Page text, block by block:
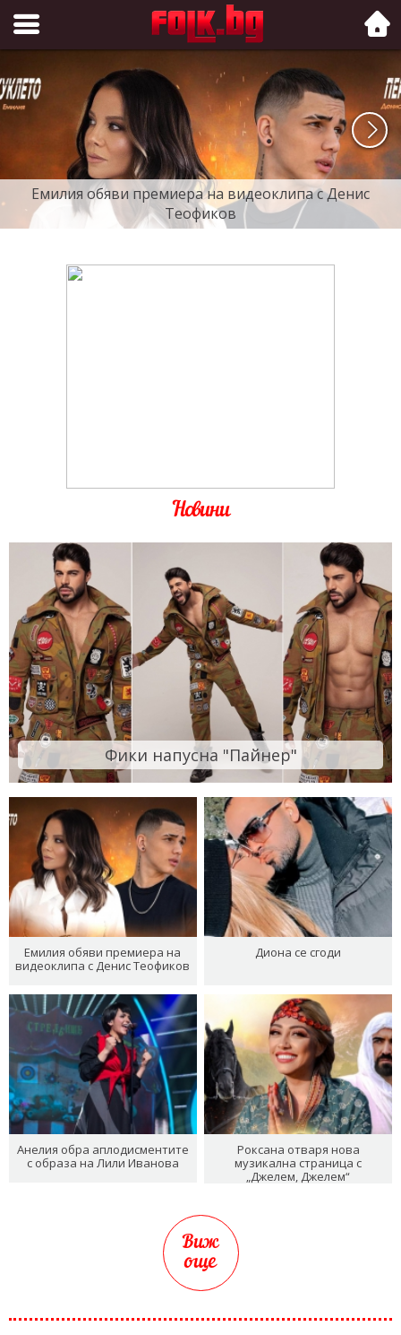
Folk.bg
Емилия обяви премиера на видеоклипа с Денис
Теофиков
Новини
Фики напусна "Пайнер"
Емилия обяви премиера на
видеоклипа с Денис Теофиков
Диона се сгоди
Анелия обра аплодисментите
с образа на Лили Иванова
Роксана отваря нова
музикална страница с
„Джелем, Джелем“
Виж
още